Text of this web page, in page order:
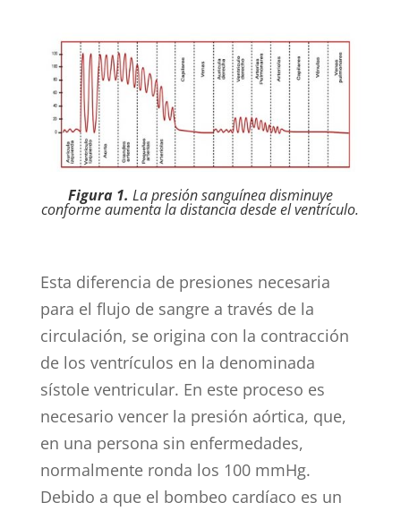
Figura 1. La presión sanguínea disminuye
conforme aumenta la distancia desde el ventrículo.
Esta diferencia de presiones necesaria
para el flujo de sangre a través de la
circulación, se origina con la contracción
de los ventrículos en la denominada
sístole ventricular. En este proceso es
necesario vencer la presión aórtica, que,
en una persona sin enfermedades,
normalmente ronda los 100 mmHg.
Debido a que el bombeo cardíaco es un